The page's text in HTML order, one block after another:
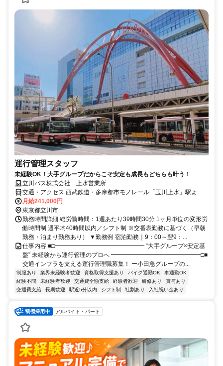
運行管理スタッフ
未経験OK！大手グループだからこそ安定も成長もどちらも叶う！
立川バス株式会社 上水営業所
交通・アクセス 西武鉄道・多摩都市モノレール「玉川上水」駅より
徒歩5分
月給241,000円
東京都立川市
勤務時間詳細 総労働時間：1週あたり39時間30分 1ヶ月単位の変形労
働時間制 週平均40時間以内／シフト制 ※交番表勤務に基づく（早朝
勤務・泊まり勤務あり） ▼勤務例 宿泊勤務｜9：00～翌9：...
仕事内容 ■□━━━━━━━━━━━━━━━ “大手グループ×安定基
盤” 未経験から運行管理のプロへ ━━━━━━━━━━━━━━━□■
交通インフラを支える運行管理職募集！ ー小田急グループの...
制服あり 業界未経験者歓迎 資格取得支援あり バイク通勤OK
車通勤OK
経験不問
未経験者歓迎 交通費全額支給 経験者歓迎 研修あり
賞与あり
交通費支給
長期歓迎 駅近5分以内 シフト制 社割あり 入社祝い金あり
アルバイト・パート